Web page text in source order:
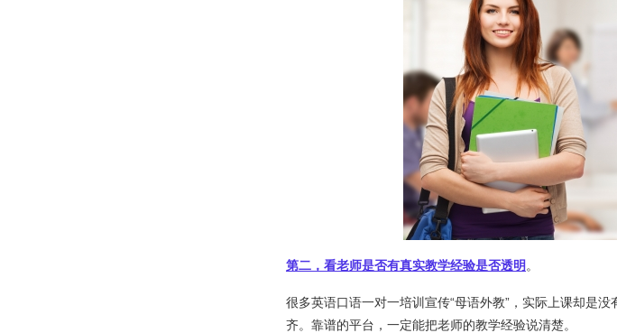
第二，看老师是否有真实教学经验是否透明 。
很多英语口语一对一培训宣传“母语外教”，实际上课却是
齐。靠谱的平台，一定能把老师的教学经验说清楚。